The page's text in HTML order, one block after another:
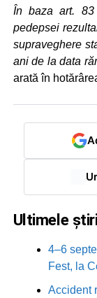
În baza art.
pedepsei
supraveghere
ani de la data
arată în
Ultimele
4–6
Fest, la
Accident